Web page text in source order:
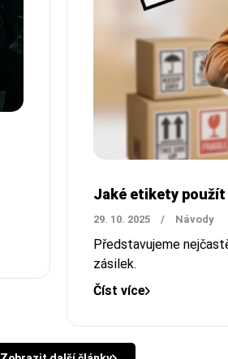
Jaké etikety použít
29. 10. 2025 / Návody
Představujeme
zásilek.
Číst více